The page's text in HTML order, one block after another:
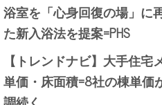
浴室を「心身回復の場」に
た新入浴法を提案=PHS
【トレンドナビ】大手住
単価・床面積=8社の棟単価